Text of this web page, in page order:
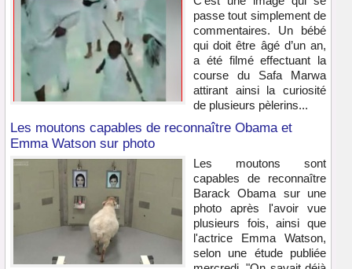
passe tout simplement de
commentaires. Un bébé
qui doit être âgé d’un an,
a été filmé effectuant la
course du Safa Marwa
attirant ainsi la curiosité
de plusieurs pèlerins...
Les moutons capables de reconnaître Obama et
Emma Watson sur photo
Les moutons sont
capables de reconnaître
Barack Obama sur une
photo après l'avoir vue
plusieurs fois, ainsi que
l'actrice Emma Watson,
selon une étude publiée